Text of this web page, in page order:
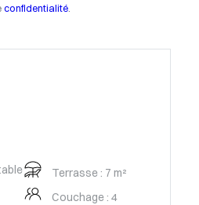
confidentialité.
Terrasse : 7 m²
Couchage : 4